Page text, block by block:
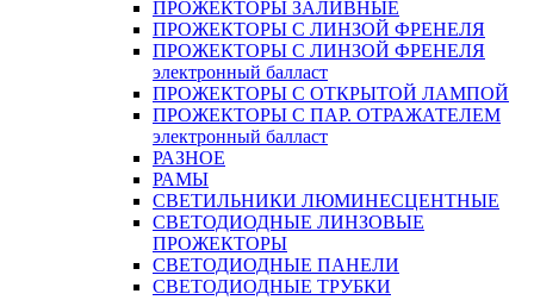
ПРОЖЕКТОРЫ ЗАЛИВНЫЕ
ПРОЖЕКТОРЫ С ЛИНЗОЙ ФРЕНЕЛЯ
ПРОЖЕКТОРЫ С ЛИНЗОЙ ФРЕНЕЛЯ
электронный балласт
ПРОЖЕКТОРЫ С ОТКРЫТОЙ ЛАМПОЙ
ПРОЖЕКТОРЫ С ПАР. ОТРАЖАТЕЛЕМ
электронный балласт
РАЗНОЕ
РАМЫ
СВЕТИЛЬНИКИ ЛЮМИНЕСЦЕНТНЫЕ
СВЕТОДИОДНЫЕ ЛИНЗОВЫЕ
ПРОЖЕКТОРЫ
СВЕТОДИОДНЫЕ ПАНЕЛИ
СВЕТОДИОДНЫЕ ТРУБКИ